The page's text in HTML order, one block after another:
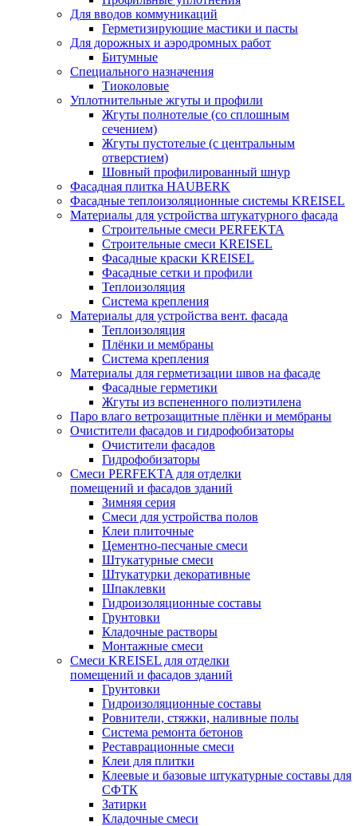
Для вводов коммуникаций
Герметизирующие мастики и пасты
Для дорожных и аэродромных работ
Битумные
Специального назначения
Тиоколовые
Уплотнительные жгуты и профили
Жгуты полнотелые (со сплошным
сечением)
Жгуты пустотелые (с центральным
отверстием)
Шовный профилированный шнур
Фасадная плитка HAUBERK
Фасадные теплоизоляционные системы KREISEL
Материалы для устройства штукатурного фасада
Строительные смеси PERFEKTA
Строительные смеси KREISEL
Фасадные краски KREISEL
Фасадные сетки и профили
Теплоизоляция
Система крепления
Материалы для устройства вент. фасада
Теплоизоляция
Плёнки и мембраны
Система крепления
Материалы для герметизации швов на фасаде
Фасадные герметики
Жгуты из вспененного полиэтилена
Паро влаго ветрозащитные плёнки и мембраны
Очистители фасадов и гидрофобизаторы
Очистители фасадов
Гидрофобизаторы
Смеси PERFEKTA для отделки
помещений и фасадов зданий
Зимняя серия
Смеси для устройства полов
Клеи плиточные
Цементно-песчаные смеси
Штукатурные смеси
Штукатурки декоративные
Шпаклевки
Гидроизоляционные составы
Грунтовки
Кладочные растворы
Монтажные смеси
Смеси KREISEL для отделки
помещений и фасадов зданий
Грунтовки
Гидроизоляционные составы
Ровнители, стяжки, наливные полы
Cистема ремонта бетонов
Реставрационные смеси
Клеи для плитки
Клеевые и базовые штукатурные составы для
СФТК
Затирки
Кладочные смеси